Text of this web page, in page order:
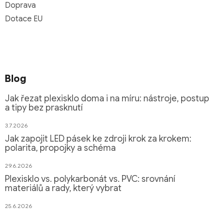
Doprava
Dotace EU
Blog
Jak řezat plexisklo doma i na míru: nástroje, postup
a tipy bez prasknutí
3.7.2026
Jak zapojit LED pásek ke zdroji krok za krokem:
polarita, propojky a schéma
29.6.2026
Plexisklo vs. polykarbonát vs. PVC: srovnání
materiálů a rady, který vybrat
25.6.2026